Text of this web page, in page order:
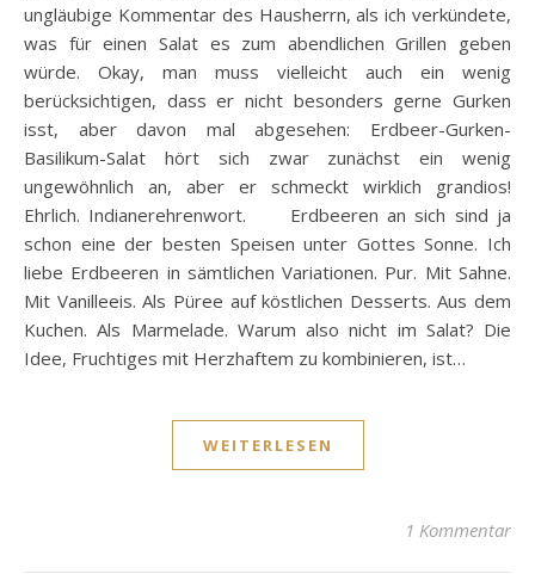
ungläubige Kommentar des Hausherrn, als ich verkündete,
was für einen Salat es zum abendlichen Grillen geben
würde. Okay, man muss vielleicht auch ein wenig
berücksichtigen, dass er nicht besonders gerne Gurken
isst, aber davon mal abgesehen: Erdbeer-Gurken-
Basilikum-Salat hört sich zwar zunächst ein wenig
ungewöhnlich an, aber er schmeckt wirklich grandios!
Ehrlich. Indianerehrenwort. Erdbeeren an sich sind ja
schon eine der besten Speisen unter Gottes Sonne. Ich
liebe Erdbeeren in sämtlichen Variationen. Pur. Mit Sahne.
Mit Vanilleeis. Als Püree auf köstlichen Desserts. Aus dem
Kuchen. Als Marmelade. Warum also nicht im Salat? Die
Idee, Fruchtiges mit Herzhaftem zu kombinieren, ist…
WEITERLESEN
1 Kommentar